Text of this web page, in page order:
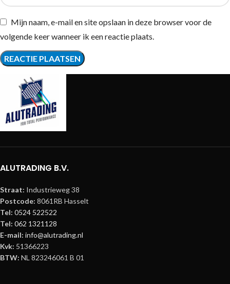
Mijn naam, e-mail en site opslaan in deze browser voor de
volgende keer wanneer ik een reactie plaats.
ALUTRADING B.V.
Straat: Industrieweg 38
Postcode: 8061RB Hasselt
Tel: 0524 522522
Tel: 062 1321128
E-mail: info@alutrading.nl
Kvk: 51366223
BTW: NL 823246061 B 01